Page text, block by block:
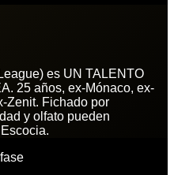
es UN TALENTO
25 años, ex-Mónaco, ex-
Zenit. Fichado por
y olfato pueden